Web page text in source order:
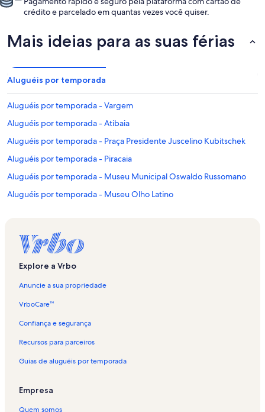
crédito e parcelado em quantas vezes você quiser.
Mais ideias para as suas férias
Aluguéis por temporada
Aluguéis por temporada - Vargem
Aluguéis por temporada - Atibaia
Aluguéis por temporada - Praça Presidente Juscelino Kubitschek
Aluguéis por temporada - Piracaia
Aluguéis por temporada - Museu Municipal Oswaldo Russomano
Aluguéis por temporada - Museu Olho Latino
Aluguéis por temporada - Teleférico de Atibaia
Aluguéis por temporada - Jardim Brisa
Aluguéis por temporada - Ressaca
Aluguéis por temporada - Caetetuba
Aluguéis por temporada - Centro de Atibaia
Aluguéis por temporada - Centro de Convenções e Eventos Victor
Aluguéis por temporada - Bairro Canedos
Aluguéis por temporada - Boa Vista
Explore a Vrbo
Anuncie a sua propriedade
VrboCare™
Confiança e segurança
Recursos para parceiros
Guias de aluguéis por temporada
Empresa
Quem somos